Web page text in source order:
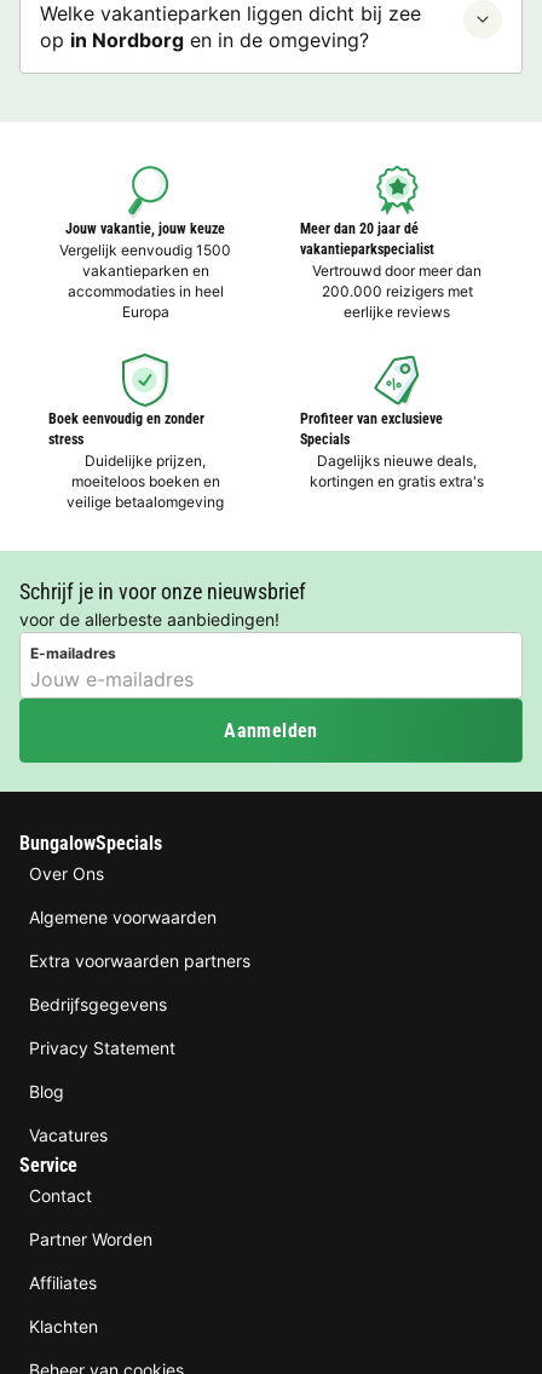
Welke vakantieparken liggen dicht bij zee
op in Nordborg en in de omgeving?
Jouw vakantie, jouw keuze
Vergelijk eenvoudig 1500
vakantieparken en
accommodaties in heel
Europa
Meer dan 20 jaar dé
vakantieparkspecialist
Vertrouwd door meer dan
200.000 reizigers met
eerlijke reviews
Boek eenvoudig en zonder
stress
Duidelijke prijzen,
moeiteloos boeken en
veilige betaalomgeving
Profiteer van exclusieve
Specials
Dagelijks nieuwe deals,
kortingen en gratis extra's
Schrijf je in voor onze nieuwsbrief
voor de allerbeste aanbiedingen!
E-mailadres
Aanmelden
BungalowSpecials
Over Ons
Algemene voorwaarden
Extra voorwaarden partners
Bedrijfsgegevens
Privacy Statement
Blog
Vacatures
Service
Contact
Partner Worden
Affiliates
Klachten
Beheer van cookies